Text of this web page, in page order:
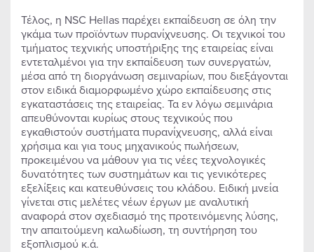
Τέλος, η NSC Hellas παρέχει εκπαίδευση σε όλη την
γκάμα των προϊόντων πυρανίχνευσης. Οι τεχνικοί του
τμήματος τεχνικής υποστήριξης της εταιρείας είναι
εντεταλμένοι για την εκπαίδευση των συνεργατών,
μέσα από τη διοργάνωση σεμιναρίων, που διεξάγονται
στον ειδικά διαμορφωμένο χώρο εκπαίδευσης στις
εγκαταστάσεις της εταιρείας. Τα εν λόγω σεμινάρια
απευθύνονται κυρίως στους τεχνικούς που
εγκαθιστούν συστήματα πυρανίχνευσης, αλλά είναι
χρήσιμα και για τους μηχανικούς πωλήσεων,
προκειμένου να μάθουν για τις νέες τεχνολογικές
δυνατότητες των συστημάτων και τις γενικότερες
εξελίξεις και κατευθύνσεις του κλάδου. Ειδική μνεία
γίνεται στις μελέτες νέων έργων με αναλυτική
αναφορά στον σχεδιασμό της προτεινόμενης λύσης,
την απαιτούμενη καλωδίωση, τη συντήρηση του
εξοπλισμού κ.ά.